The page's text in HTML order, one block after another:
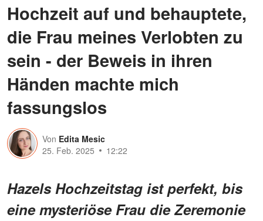
Hochzeit auf und behauptete,
die Frau meines Verlobten zu
sein - der Beweis in ihren
Händen machte mich
fassungslos
Von Edita Mesic
25. Feb. 2025
12:22
Hazels Hochzeitstag ist perfekt, bis
eine mysteriöse Frau die Zeremonie